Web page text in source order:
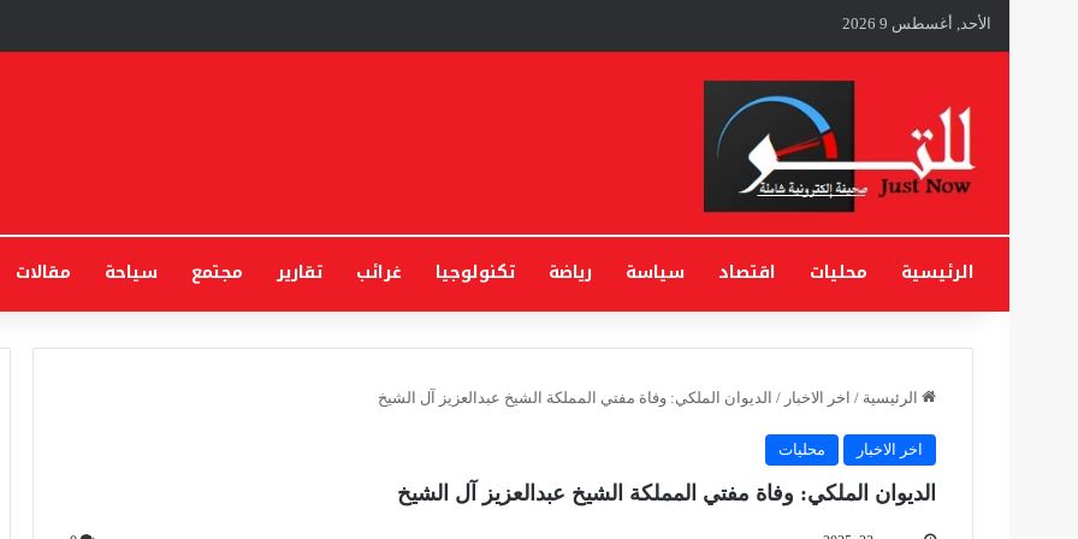
الأحد, أغسطس 9 2026
الرئيسية محليات اقتصاد سياسة رياضة تكنولوجيا غرائب تقارير مجتمع سياحة مقالات
الرئيسية / اخر الاخبار / الديوان الملكي: وفاة مفتي المملكة الشيخ عبدالعزيز آل الشيخ
اخر الاخبار محليات
الديوان الملكي: وفاة مفتي المملكة الشيخ عبدالعزيز آل الشيخ